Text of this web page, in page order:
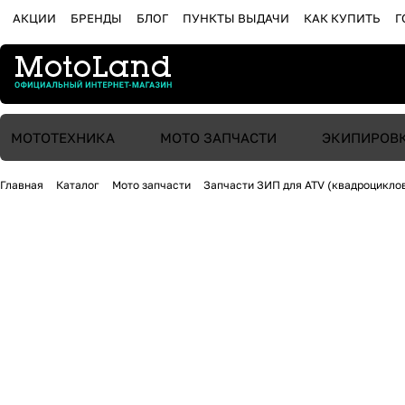
АКЦИИ БРЕНДЫ БЛОГ ПУНКТЫ ВЫДАЧИ КАК КУПИТЬ
МОТОТЕХНИКА МОТО ЗАПЧАСТИ
Главная Каталог Мото запчасти Запчасти ЗИП для ATV